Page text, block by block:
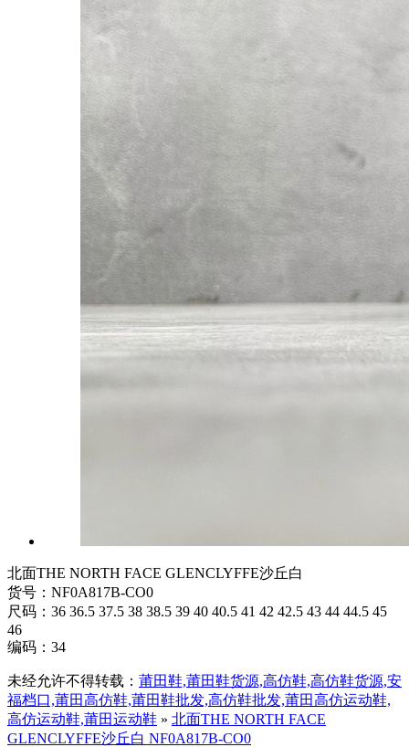
北面THE NORTH FACE GLENCLYFFE沙丘白
货号：NF0A817B-CO0
尺码：36 36.5 37.5 38 38.5 39 40 40.5 41 42 42.5 43 44 44.5 45
46
编码：34
未经允许不得转载： 莆田鞋,莆田鞋货源,高仿鞋,高仿鞋货源,安
福档口,莆田高仿鞋,莆田鞋批发,高仿鞋批发,莆田高仿运动鞋,
高仿运动鞋,莆田运动鞋 » 北面THE NORTH FACE
GLENCLYFFE沙丘白 NF0A817B-CO0